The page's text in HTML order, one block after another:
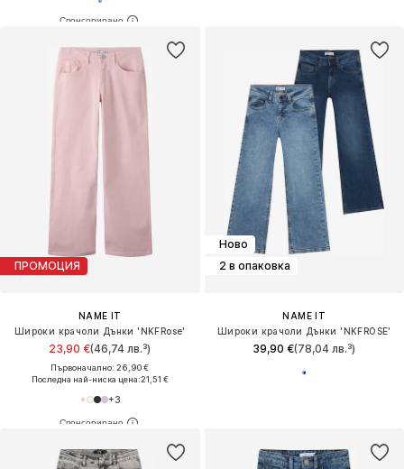
ПРОМОЦИЯ
NAME IT
Широки крачоли Дънки 'NKFRose'
23,90 €(46,74 лв.³)
Първоначално: 26,90 €
Последна най-ниска цена:21,51 €
+3
Ново
2 в опаковка
NAME IT
Широки крачоли Дънки 'NKFROSE'
39,90 €(78,04 лв.³)